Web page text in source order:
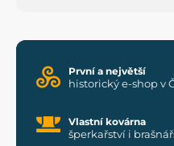
První a největší
historický e-shop v
Vlastní kovárna
šperkařství i